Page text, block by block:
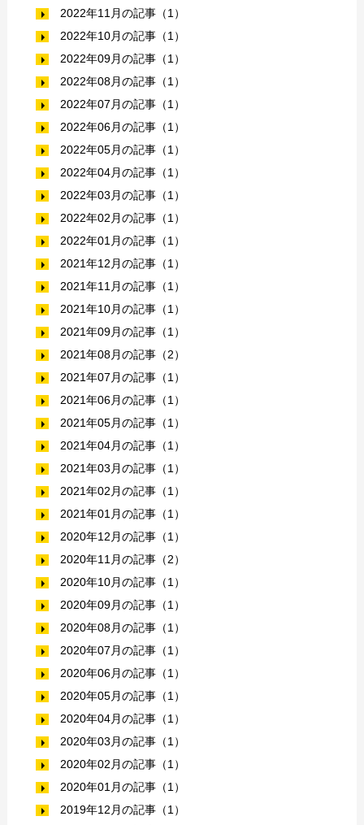
2022年11月の記事（1）
2022年10月の記事（1）
2022年09月の記事（1）
2022年08月の記事（1）
2022年07月の記事（1）
2022年06月の記事（1）
2022年05月の記事（1）
2022年04月の記事（1）
2022年03月の記事（1）
2022年02月の記事（1）
2022年01月の記事（1）
2021年12月の記事（1）
2021年11月の記事（1）
2021年10月の記事（1）
2021年09月の記事（1）
2021年08月の記事（2）
2021年07月の記事（1）
2021年06月の記事（1）
2021年05月の記事（1）
2021年04月の記事（1）
2021年03月の記事（1）
2021年02月の記事（1）
2021年01月の記事（1）
2020年12月の記事（1）
2020年11月の記事（2）
2020年10月の記事（1）
2020年09月の記事（1）
2020年08月の記事（1）
2020年07月の記事（1）
2020年06月の記事（1）
2020年05月の記事（1）
2020年04月の記事（1）
2020年03月の記事（1）
2020年02月の記事（1）
2020年01月の記事（1）
2019年12月の記事（1）